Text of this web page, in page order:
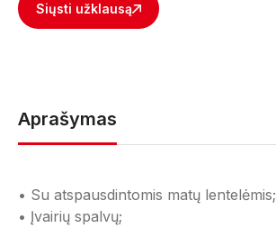
Siųsti užklausą
Aprašymas
• Su atspausdintomis matų lentelėmis;
• Įvairių spalvų;